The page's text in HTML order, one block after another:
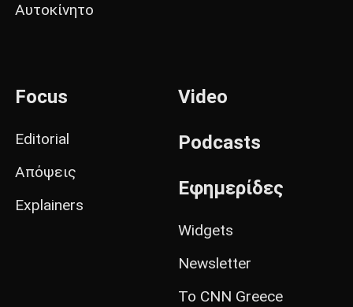
Αυτοκίνητο
Focus
Editorial
Απόψεις
Explainers
Video
Podcasts
Εφημερίδες
Widgets
Newsletter
Το CNN Greece